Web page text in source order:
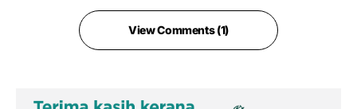
View Comments (1)